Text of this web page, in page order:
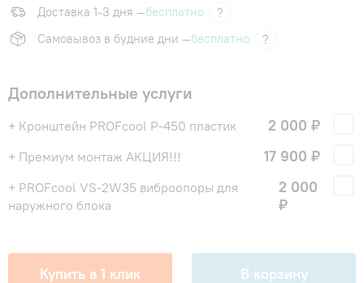
Доставка 1-3 дня —бесплатно
?
Самовывоз в будние дни —бесплатно ?
Дополнительные услуги
+ Кронштейн PROFcool P-450 пластик 2 000 ₽
+ Премиум монтаж АКЦИЯ!!! 17 900 ₽
+ PROFcool VS-2W35 виброопоры для
наружного блока
2 000
₽
Купить в 1 клик В корзину